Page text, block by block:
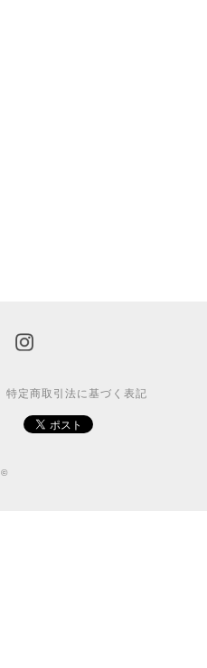
特定商取引法に基づく表記
©